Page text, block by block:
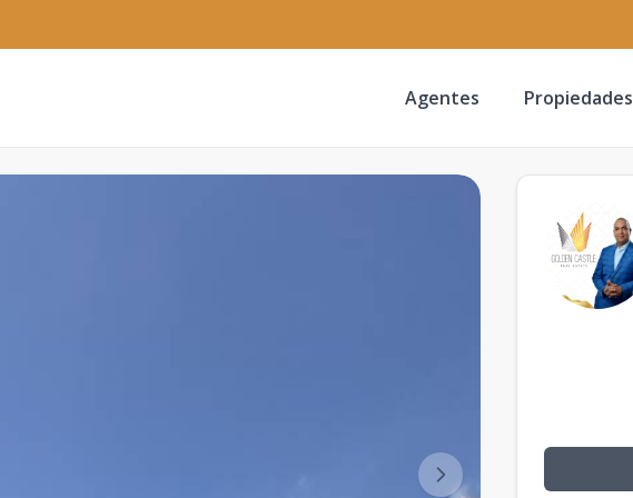
Agentes Propiedades